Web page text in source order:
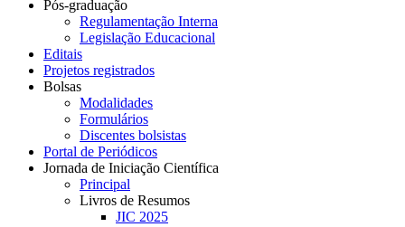
Pós-graduação
Regulamentação Interna
Legislação Educacional
Editais
Projetos registrados
Bolsas
Modalidades
Formulários
Discentes bolsistas
Portal de Periódicos
Jornada de Iniciação Científica
Principal
Livros de Resumos
JIC 2025